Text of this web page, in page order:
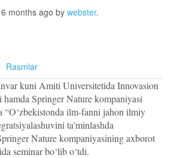
months ago by webster.
Rasmlar
kuni Amiti Universitetida Innovasion
Springer Nature kompaniyasi
ilm-fanni jahon ilmiy
ta'minlashda
Nature kompaniyasining axborot
seminar bo‘lib o‘tdi.